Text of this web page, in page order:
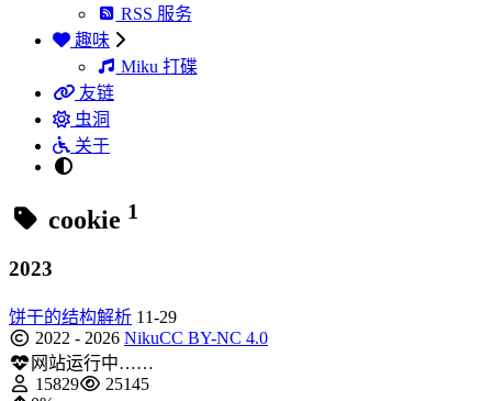
RSS 服务
趣味
Miku 打碟
友链
虫洞
关于
cookie 1
2023
饼干的结构解析 11-29
2022 - 2026 NikuCC BY-NC 4.0
网站运行中……
15829
25145